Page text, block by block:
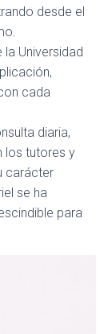
desde el
Universidad
cada
diaria,
los tutores y
carácter
se ha
para